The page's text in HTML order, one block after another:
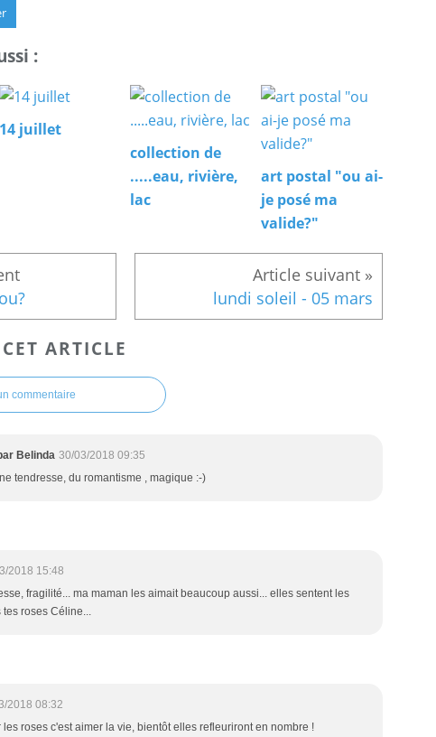
:
14 juillet
collection de
.....eau, rivière,
lac
art postal "ou ai-
je posé ma
valide?"
lundi soleil - 05 mars
ARTICLE
commentaire
Belinda 30/03/2018 09:35
tendresse, du romantisme , magique :-)
2018 15:48
fragilité... ma maman les aimait beaucoup aussi... elles sentent les
tes roses Céline...
2018 08:32
les roses c'est aimer la vie, bientôt elles refleuriront en nombre !